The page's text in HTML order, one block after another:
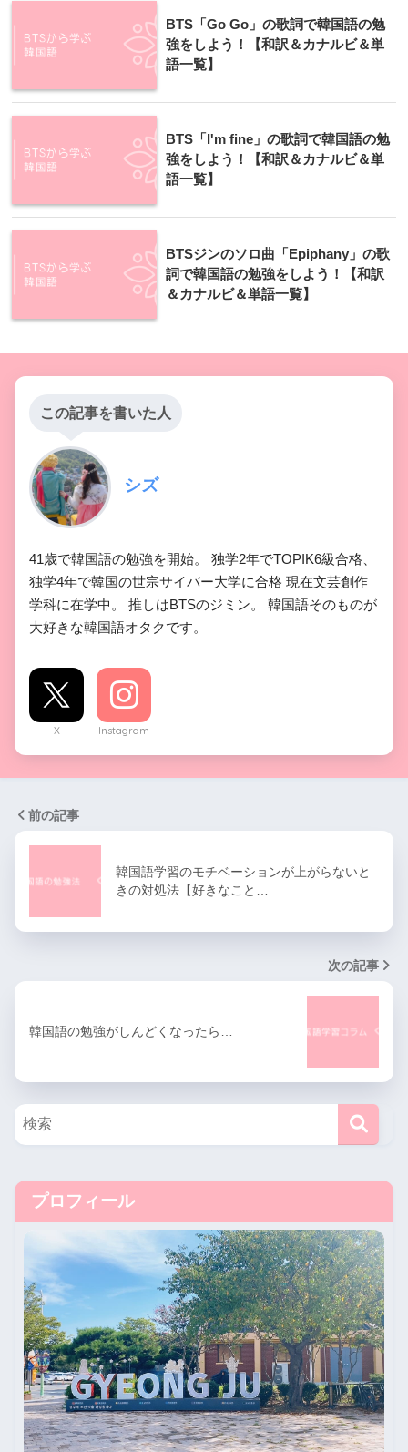
BTS「Go Go」の歌詞で韓国語の勉
強をしよう！【和訳＆カナルビ＆単
語一覧】
BTS「I'm fine」の歌詞で韓国語の勉
強をしよう！【和訳＆カナルビ＆単
語一覧】
BTSジンのソロ曲「Epiphany」の歌
詞で韓国語の勉強をしよう！【和訳
＆カナルビ＆単語一覧】
この記事を書いた人
シズ
41歳で韓国語の勉強を開始。 独学2年でTOPIK6級合格、
独学4年で韓国の世宗サイバー大学に合格 現在文芸創作
学科に在学中。 推しはBTSのジミン。 韓国語そのものが
大好きな韓国語オタクです。
X Instagram
前の記事
韓国語学習のモチベーションが上がらないと
きの対処法【好きなこと…
次の記事
韓国語の勉強がしんどくなったら…
プロフィール